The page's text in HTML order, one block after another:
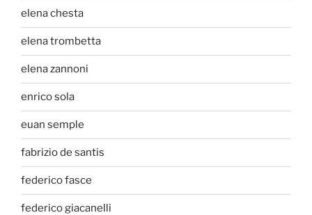
elena chesta
elena trombetta
elena zannoni
enrico sola
euan semple
fabrizio de santis
federico fasce
federico giacanelli